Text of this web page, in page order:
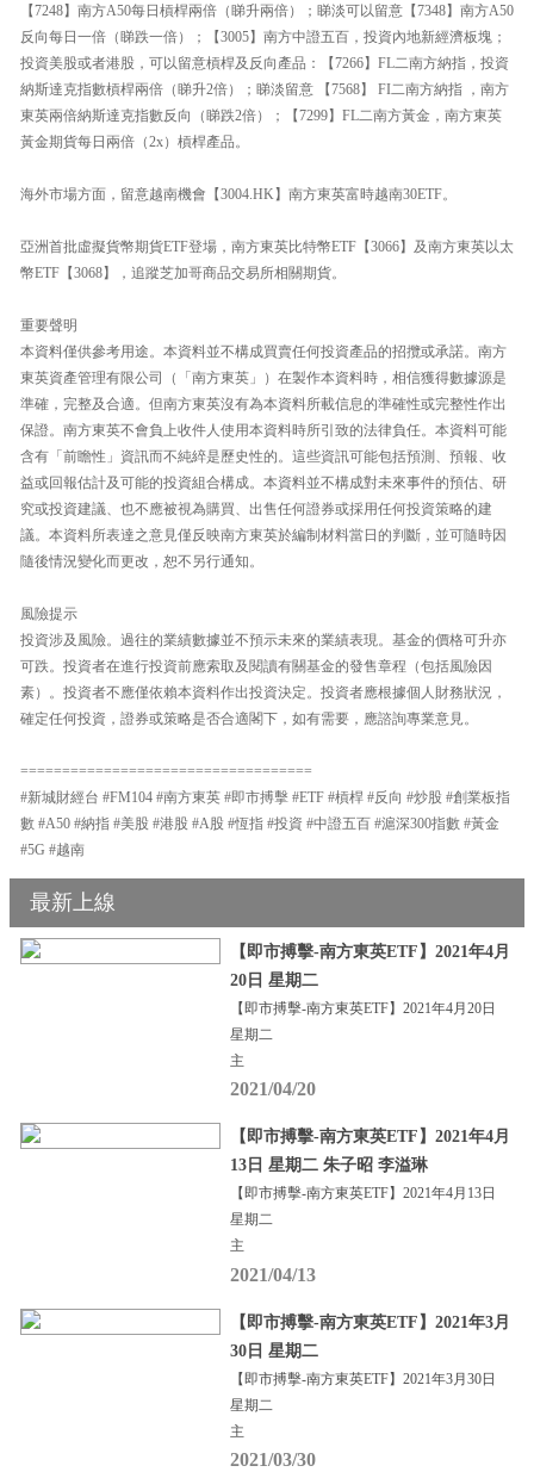
【7248】南方A50每日槓桿兩倍（睇升兩倍）；睇淡可以留意【7348】南方A50
反向每日一倍（睇跌一倍）；【3005】南方中證五百，投資內地新經濟板塊；
投資美股或者港股，可以留意槓桿及反向產品：【7266】FL二南方納指，投資
納斯達克指數槓桿兩倍（睇升2倍）；睇淡留意 【7568】 FI二南方納指 ，南方
東英兩倍納斯達克指數反向（睇跌2倍）；【7299】FL二南方黃金，南方東英
黃金期貨每日兩倍（2x）槓桿產品。
海外市場方面，留意越南機會【3004.HK】南方東英富時越南30ETF。
亞洲首批虛擬貨幣期貨ETF登場，南方東英比特幣ETF【3066】及南方東英以太
幣ETF【3068】，追蹤芝加哥商品交易所相關期貨。
重要聲明
本資料僅供參考用途。本資料並不構成買賣任何投資產品的招攬或承諾。南方
東英資產管理有限公司（「南方東英」）在製作本資料時，相信獲得數據源是
準確，完整及合適。但南方東英沒有為本資料所載信息的準確性或完整性作出
保證。南方東英不會負上收件人使用本資料時所引致的法律負任。本資料可能
含有「前瞻性」資訊而不純綷是歷史性的。這些資訊可能包括預測、預報、收
益或回報估計及可能的投資組合構成。本資料並不構成對未來事件的預估、研
究或投資建議、也不應被視為購買、出售任何證券或採用任何投資策略的建
議。本資料所表達之意見僅反映南方東英於編制材料當日的判斷，並可隨時因
隨後情況變化而更改，恕不另行通知。
風險提示
投資涉及風險。過往的業績數據並不預示未來的業績表現。基金的價格可升亦
可跌。投資者在進行投資前應索取及閱讀有關基金的發售章程（包括風險因
素）。投資者不應僅依賴本資料作出投資決定。投資者應根據個人財務狀況，
確定任何投資，證券或策略是否合適閣下，如有需要，應諮詢專業意見。
===================================
#新城財經台 #FM104 #南方東英 #即市搏擊 #ETF #槓桿 #反向 #炒股 #創業板指
數 #A50 #納指 #美股 #港股 #A股 #恆指 #投資 #中證五百 #滬深300指數 #黃金
#5G #越南
最新上線
【即市搏擊-南方東英ETF】2021年4月
20日 星期二
【即市搏擊-南方東英ETF】2021年4月20日
星期二
主
2021/04/20
【即市搏擊-南方東英ETF】2021年4月
13日 星期二 朱子昭 李溢琳
【即市搏擊-南方東英ETF】2021年4月13日
星期二
主
2021/04/13
【即市搏擊-南方東英ETF】2021年3月
30日 星期二
【即市搏擊-南方東英ETF】2021年3月30日
星期二
主
2021/03/30